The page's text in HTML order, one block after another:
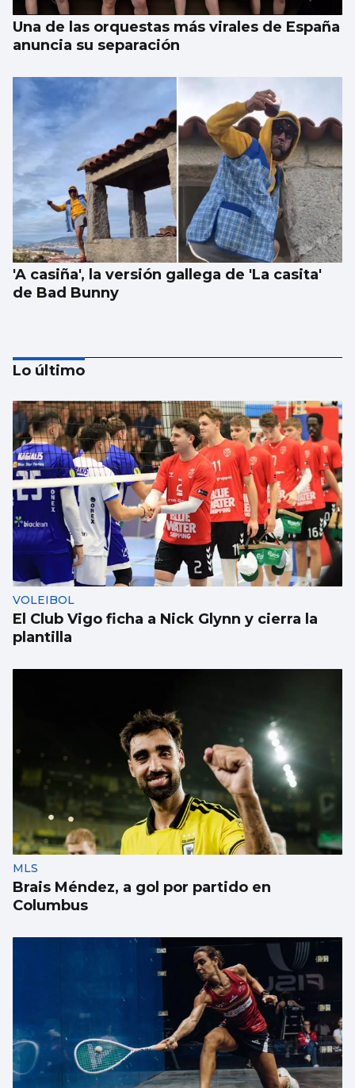
Una de las orquestas más virales de España
anuncia su separación
'A casiña', la versión gallega de 'La casita'
de Bad Bunny
1.000 euros por ir a festivales con
acompañante: el “trabajo del verano”
existe
Lo último
VOLEIBOL
El Club Vigo ficha a Nick Glynn y cierra la
plantilla
MLS
Brais Méndez, a gol por partido en
Columbus